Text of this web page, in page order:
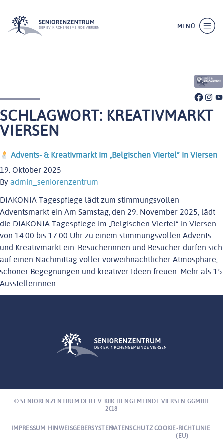
ÜBER UNS
LEISTUNGEN
NEWS
ENGAGEMENT
KONTAKT
EINRICHTUNGEN
MENÜ
SCHLAGWORT: KREATIVMARKT
VIERSEN
Advents- & Kreativmarkt im „Belgischen Viertel“ in Viersen
19. Oktober 2025
By admin_seniorenzentrum
DIAKONIA Tagespflege lädt zum stimmungsvollen
Adventsmarkt ein Am Samstag, den 29. November 2025, lädt
die DIAKONIA Tagespflege im „Belgischen Viertel“ in Viersen
von 14:00 bis 17:00 Uhr zu einem stimmungsvollen Advents-
und Kreativmarkt ein. Besucherinnen und Besucher dürfen sich
auf einen Nachmittag voller vorweihnachtlicher Atmosphäre,
schöner Begegnungen und kreativer Ideen freuen. Mehr als 15
Ausstellerinnen …
© SENIORENZENTRUM DER EV. KIRCHENGEMEINDE VIERSEN GGMBH
2018
IMPRESSUM HINWEISGEBERSYSTEMDATENSCHUTZCOOKIE-RICHTLINIE
(EU)